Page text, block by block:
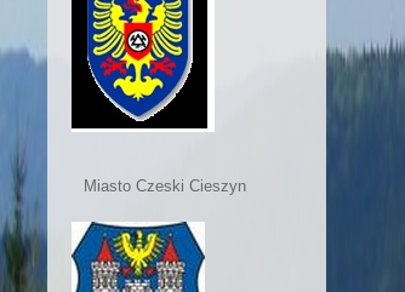
Miasto Czeski Cieszyn